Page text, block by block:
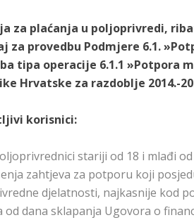
za plaćanja u poljoprivredi,
za provedbu Podmjere 6.1.
tipa operacije 6.1.1 »Potpora
Hrvatske za razdoblje 2014.-
korisnici:
stariji od 18 i mlađi
zahtjeva za potporu koji
djelatnosti, najkasnije kod
od dana sklapanja Ugovora o